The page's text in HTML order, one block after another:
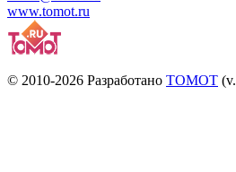
www.tomot.ru
© 2010-2026 Разработано TOMOT